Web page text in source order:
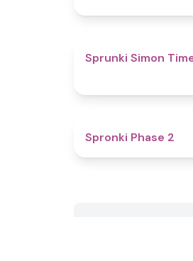
Sprunki Simon
Spronki Phase 2